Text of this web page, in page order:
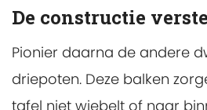
De constructie
Pionier daarna de andere
driepoten. Deze balken
tafel niet wiebelt of naar